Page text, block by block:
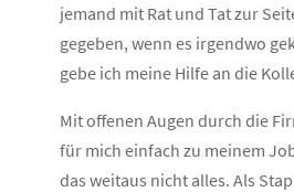
jemand mit Rat und Tat zur
gegeben, wenn es irgendwo
gebe ich meine Hilfe an die
Mit offenen Augen durch die
für mich einfach zu meinem
das weitaus nicht alles. Als